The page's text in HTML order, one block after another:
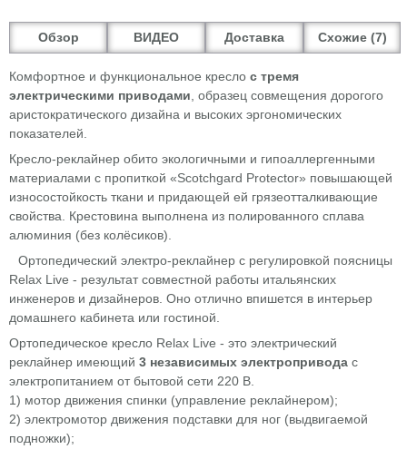
Обзор ВИДЕО Доставка Схожие (7)
Комфортное и функциональное кресло с тремя
электрическими приводами , образец совмещения дорогого
аристократического дизайна и высоких эргономических
показателей.
Кресло-реклайнер обито экологичными и гипоаллергенными
материалами с пропиткой «Scotchgard Protector» повышающей
износостойкость ткани и придающей ей грязеотталкивающие
свойства. Крестовина выполнена из полированного сплава
алюминия (без колёсиков).
Ортопедический электро-реклайнер с регулировкой поясницы
Relax Live - результат совместной работы итальянских
инженеров и дизайнеров. Оно отлично впишется в интерьер
домашнего кабинета или гостиной.
Ортопедическое кресло Relax Live - это электрический
реклайнер имеющий 3 независимых электропривода с
электропитанием от бытовой сети 220 В.
1) мотор движения спинки (управление реклайнером);
2) электромотор движения подставки для ног (выдвигаемой
подножки);